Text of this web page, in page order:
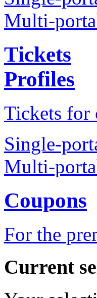
Multi-
Tickets
Profiles
Tickets for
Single-
Multi-
Coupons
For the
Current